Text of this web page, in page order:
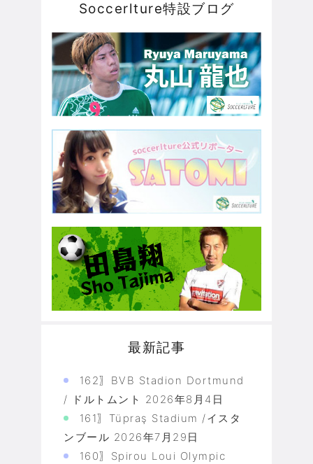
Soccerlture特設ブログ
最新記事
162〗BVB Stadion Dortmund
/ ドルトムント 2026年8月4日
161〗Tüpraş Stadium /イスタ
ンブール 2026年7月29日
160〗Spirou Loui Olympic